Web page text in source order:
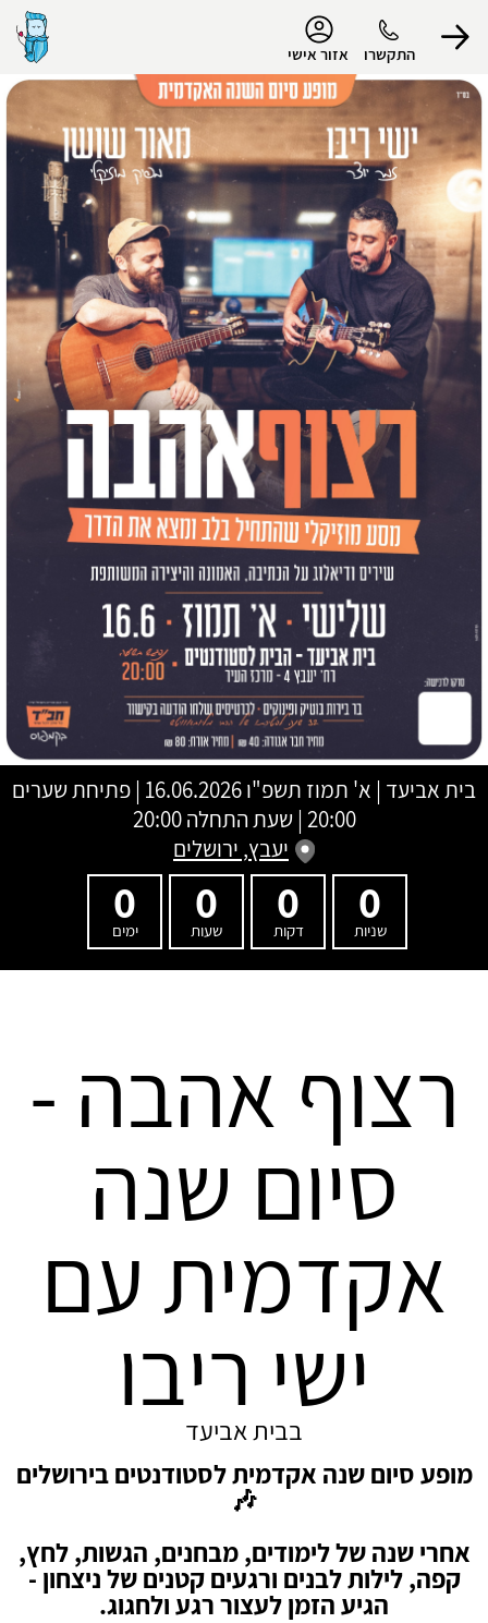
התקשרו אזור אישי
הפרופיל שלי
התנתק
בית אביעד | א' תמוז תשפ"ו
16.06.2026 | פתיחת שערים
20:00 | שעת התחלה 20:00
יעבץ, ירושלים
0
שניות
0
דקות
0
שעות
0
ימים
רצוף אהבה -
סיום שנה
אקדמית עם
ישי ריבו
בבית אביעד
מופע סיום שנה אקדמית לסטודנטים בירושלים
🎶
אחרי שנה של לימודים, מבחנים, הגשות, לחץ,
קפה, לילות לבנים ורגעים קטנים של ניצחון -
הגיע הזמן לעצור רגע ולחגוג.